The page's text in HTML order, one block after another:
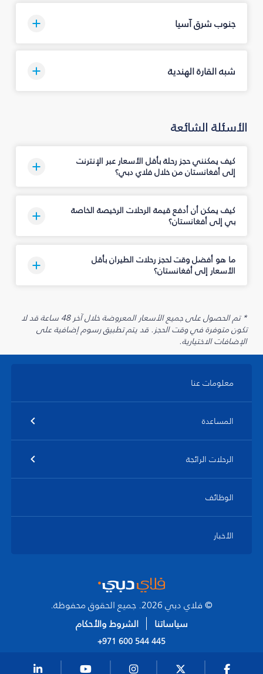
جنوب شرق آسيا
شبه القارة الهندية
الأسئلة الشائعة
كيف يمكنني حجز رحلة بأقل الأسعار عبر الإنترنت
إلى أفغانستان من خلال فلاي دبي؟
كيف يمكن أن أدفع قيمة الرحلات الرخيصة الخاصة
بي إلى أفغانستان؟
ما هو أفضل وقت لحجز رحلات الطيران بأقل
الأسعار إلى أفغانستان؟
* تم الحصول على جميع الأسعار المعروضة خلال آخر 48 ساعة قد لا
تكون متوفرة في وقت الحجز. قد يتم تطبيق رسوم إضافية على
الإضافات الاختيارية.
معلومات عنا
المساعدة
الرحلات الرائجة
الوظائف
الأخبار
© فلاي دبي 2026. جميع الحقوق محفوظة.
سياساتنا
الشروط والأحكام
+971 600 544 445